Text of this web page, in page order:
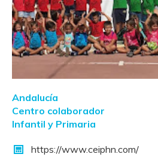
Andalucía
Centro colaborador
Infantil y Primaria
https://www.ceiphn.com/